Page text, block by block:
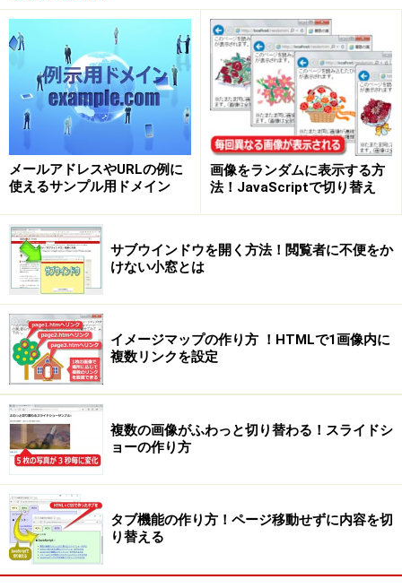
メールアドレスやURLの例に
使えるサンプル用ドメイン
画像をランダムに表示する方
法！JavaScriptで切り替え
サブウインドウを開く方法！閲覧者に不便をか
けない小窓とは
イメージマップの作り方 ！HTMLで1画像内に
複数リンクを設定
複数の画像がふわっと切り替わる！スライドシ
ョーの作り方
タブ機能の作り方！ページ移動せずに内容を切
り替える